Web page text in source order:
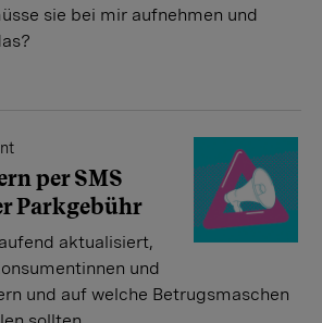
sie bei mir aufnehmen und
per SMS
Parkgebühr
aktualisiert,
und
und auf welche Betrugsmaschen